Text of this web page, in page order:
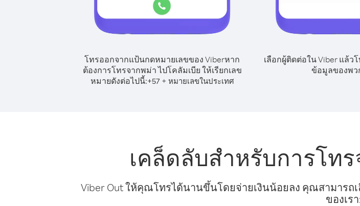
โทรออกจากแป้นกดหมายเลขของ Viberหาก
ต้องการโทรจากพม่า ไปโคลัมเบีย ให้เรียกเลข
หมายดังต่อไปนี้:+57+ หมายเลขในประเทศ
เลือกผู้ติดต่อใน Viber แล้ว
ข้อมูลของพว
เคล็ดลับสำหรับการโท
Viber Out ให้คุณโทรได้นานขึ้นโดยจ่ายเงินน้อยลง คุณสามารถ
ของเร